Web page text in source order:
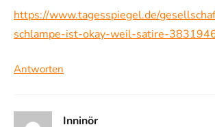
https://www.tagesspiegel.de/
schlampe-ist-okay-weil-satire-
Antworten
Inninör